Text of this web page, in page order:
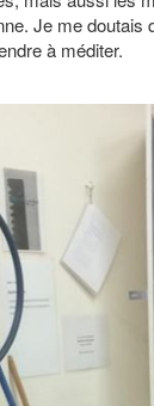
Je me
à méditer.